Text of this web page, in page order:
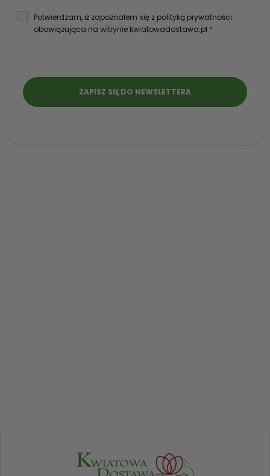
Potwierdzam, iż zapoznałem się z polityką prywatności
obowiązująca na witrynie kwiatowadostawa.pl *